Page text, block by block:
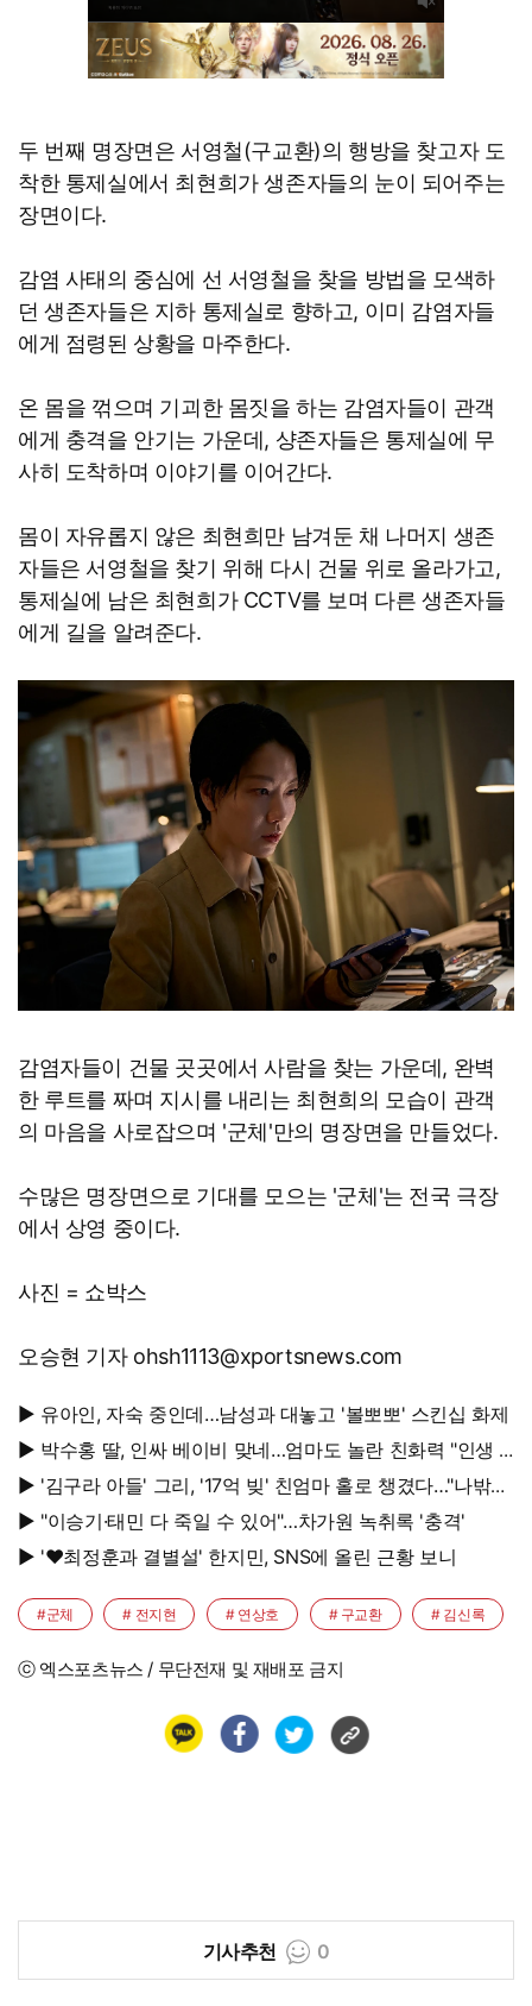
두 번째 명장면은 서영철(구교환)의 행방을 찾고자 도
착한 통제실에서 최현희가 생존자들의 눈이 되어주는
장면이다.
감염 사태의 중심에 선 서영철을 찾을 방법을 모색하
던 생존자들은 지하 통제실로 향하고, 이미 감염자들
에게 점령된 상황을 마주한다.
온 몸을 꺾으며 기괴한 몸짓을 하는 감염자들이 관객
에게 충격을 안기는 가운데, 샹존자들은 통제실에 무
사히 도착하며 이야기를 이어간다.
몸이 자유롭지 않은 최현희만 남겨둔 채 나머지 생존
자들은 서영철을 찾기 위해 다시 건물 위로 올라가고,
통제실에 남은 최현희가 CCTV를 보며 다른 생존자들
에게 길을 알려준다.
감염자들이 건물 곳곳에서 사람을 찾는 가운데, 완벽
한 루트를 짜며 지시를 내리는 최현희의 모습이 관객
의 마음을 사로잡으며 '군체'만의 명장면을 만들었다.
수많은 명장면으로 기대를 모으는 '군체'는 전국 극장
에서 상영 중이다.
사진 = 쇼박스
오승현 기자 ohsh1113@xportsnews.com
▶ 유아인, 자숙 중인데…남성과 대놓고 '볼뽀뽀' 스킨십 화제
▶ 박수홍 딸, 인싸 베이비 맞네…엄마도 놀란 친화력 "인생 N
회차"
▶ '김구라 아들' 그리, '17억 빚' 친엄마 홀로 챙겼다…"나밖에
없어, 연락 꾸준히 하는 중"
▶ "이승기·태민 다 죽일 수 있어"…차가원 녹취록 '충격'
▶ '♥최정훈과 결별설' 한지민, SNS에 올린 근황 보니
#군체 # 전지현 # 연상호 # 구교환 # 김신록
ⓒ 엑스포츠뉴스 / 무단전재 및 재배포 금지
기사추천 0